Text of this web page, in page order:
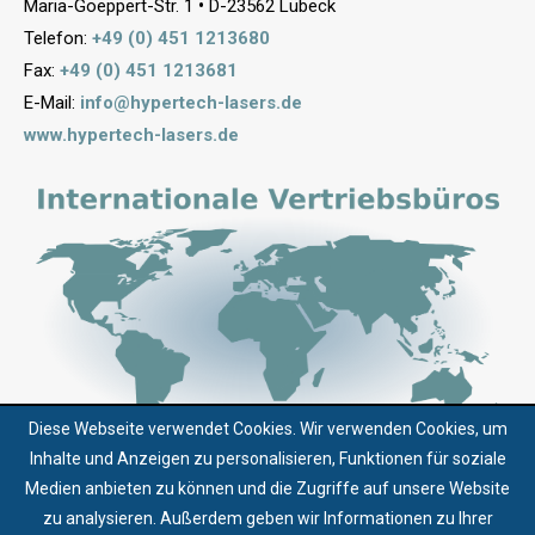
Maria-Goeppert-Str. 1 • D-23562 Lübeck
Telefon: +49 (0) 451 1213680
Fax: +49 (0) 451 1213681
E-Mail: info@hypertech-lasers.de
www.hypertech-lasers.de
Über uns
Diese Webseite verwendet Cookies. Wir verwenden Cookies, um
Inhalte und Anzeigen zu personalisieren, Funktionen für soziale
Medien anbieten zu können und die Zugriffe auf unsere Website
zu analysieren. Außerdem geben wir Informationen zu Ihrer